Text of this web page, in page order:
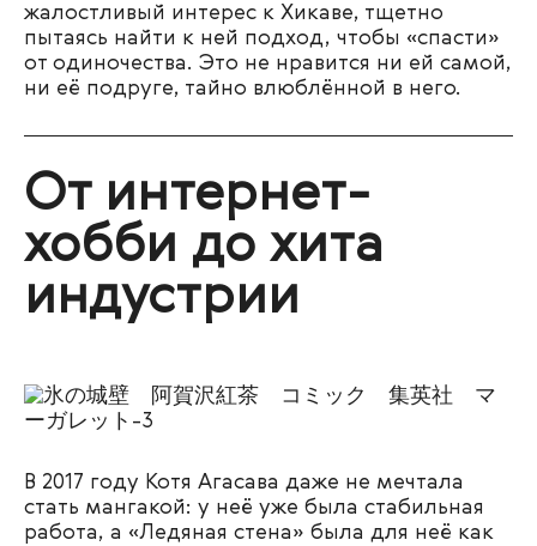
жалостливый интерес к Хикаве, тщетно
пытаясь найти к ней подход, чтобы «спасти»
от одиночества. Это не нравится ни ей самой,
ни её подруге, тайно влюблённой в него.
От интернет-
хобби до хита
индустрии
В 2017 году Котя Агасава даже не мечтала
стать мангакой: у неё уже была стабильная
работа, а «Ледяная стена» была для неё как